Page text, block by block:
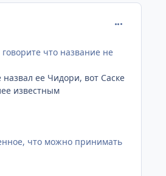
что название не
ее Чидори, вот Саске
известным
что можно принимать